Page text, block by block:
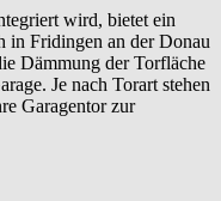
wird, bietet ein
in Fridingen an der Donau
Dämmung der Torfläche
Je nach Torart stehen
Garagentor zur